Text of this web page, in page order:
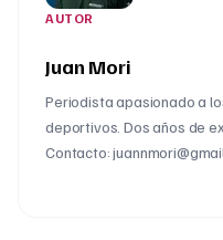
AUTOR
Juan Mori
Periodista apasionado a
deportivos. Dos años de
Contacto: